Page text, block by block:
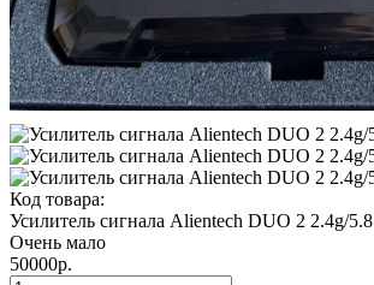
Код товара:
Усилитель сигнала Alientech DUO 2 2.4g/5.8
Очень мало
50000р.